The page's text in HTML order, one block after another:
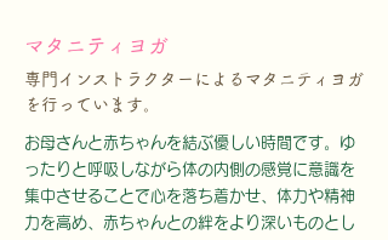
マタニティヨガ
専門インストラクターによるマタニティヨガ
を行っています。
お母さんと赤ちゃんを結ぶ優しい時間です。ゆ
ったりと呼吸しながら体の内側の感覚に意識を
集中させることで心を落ち着かせ、体力や精神
力を高め、赤ちゃんとの絆をより深いものとし